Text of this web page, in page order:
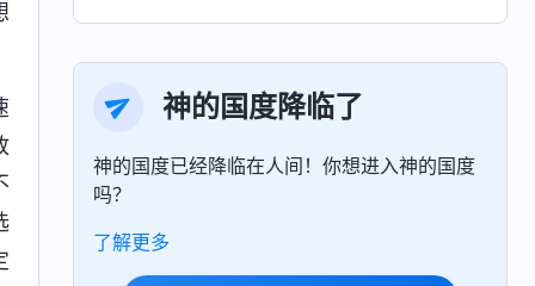
神的国度降临了
神的国度已经降临在人间！你想进入神的国度
吗？
了解更多